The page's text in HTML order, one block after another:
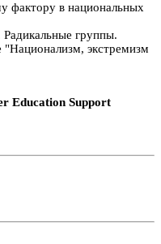
фактору в национальных
группы.
"Национализм, экстремизм
Education Support